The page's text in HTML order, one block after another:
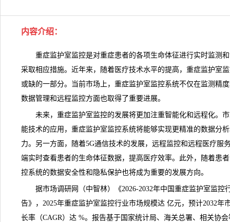
内容介绍：
重症监护室监控是对重症患者的各项生命体征进行实时监测和
采取相应措施。近年来，随着医疗技术水平的提高，重症监护室
或缺的一部分。当前市场上， 重症监护室监控系统不仅在监测精
数据管理和远程监控方面也取得了重要进展。
未来，重症监护室监控的发展将更加注重智能化和远程化。
能技术的应用，重症监护室监控系统将能够实现更精准的数据分
力。另一方面，随着5G通信技术的发展，远程监控和远程医疗服
端实时查看患者的生命体征数据，提高医疗效率。此外，随着患
控系统的数据安全性和隐私保护也将成为重要的发展方向。
据市场调研网（中智林）《2026-2032年中国重症监护室监
告》，2025年重症监护室监控行业市场规模达 亿元，预计2032年
长率（CAGR）达 %。报告基于国家统计局、海关总署、相关协